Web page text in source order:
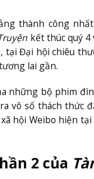
thành công
kết thúc quý
tại Đại hội chiêu
lai gần.
những bộ phim
vô số thách thức
hội Weibo hiện
2 của